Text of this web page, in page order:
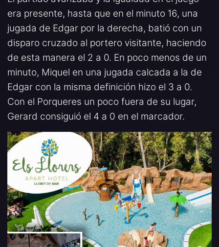
era presente, hasta que en el minuto 16, una
jugada de Edgar por la derecha, batió con un
disparo cruzado al portero visitante, haciendo
de esta manera el 2 a 0. En poco menos de un
minuto, Miquel en una jugada calcada a la de
Edgar con la misma definición hizo el 3 a 0.
Con el Porqueres un poco fuera de su lugar,
Gerard consiguió el 4 a 0 en el marcador.